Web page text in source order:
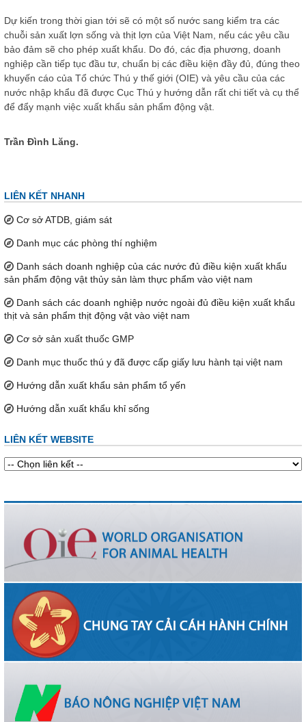
Dự kiến trong thời gian tới sẽ có một số nước sang kiểm tra các
chuỗi sản xuất lợn sống và thịt lợn của Việt Nam, nếu các yêu cầu
bảo đảm sẽ cho phép xuất khẩu. Do đó, các địa phương, doanh
nghiệp cần tiếp tục đầu tư, chuẩn bị các điều kiện đầy đủ, đúng theo
khuyến cáo của Tổ chức Thú y thế giới (OIE) và yêu cầu của các
nước nhập khẩu đã được Cục Thú y hướng dẫn rất chi tiết và cụ thể
để đẩy mạnh việc xuất khẩu sản phẩm động vật.
Trần Đình Lăng.
LIÊN KẾT NHANH
Cơ sở ATDB, giám sát
Danh mục các phòng thí nghiệm
Danh sách doanh nghiệp của các nước đủ điều kiện xuất khẩu
sản phẩm động vật thủy sản làm thực phẩm vào việt nam
Danh sách các doanh nghiệp nước ngoài đủ điều kiện xuất khẩu
thịt và sản phẩm thịt động vật vào việt nam
Cơ sở sản xuất thuốc GMP
Danh mục thuốc thú y đã được cấp giấy lưu hành tại việt nam
Hướng dẫn xuất khẩu sản phẩm tổ yến
Hướng dẫn xuất khẩu khỉ sống
LIÊN KẾT WEBSITE